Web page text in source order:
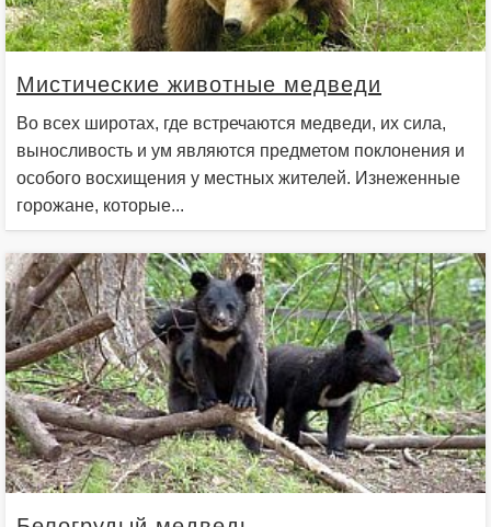
Мистические животные медведи
Во всех широтах, где встречаются медведи, их сила,
выносливость и ум являются предметом поклонения и
особого восхищения у местных жителей. Изнеженные
горожане, которые...